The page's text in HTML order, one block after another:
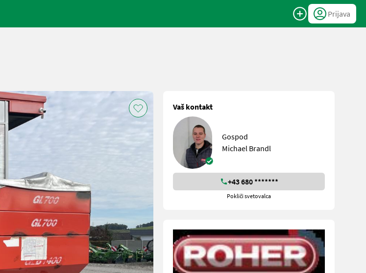
Prijava
Vaš kontakt
Gospod
Michael Brandl
+43 680 *******
Pokliči svetovalca